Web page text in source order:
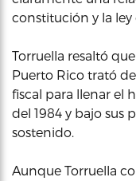
constitución y la ley
Torruella resaltó
Puerto Rico trató
fiscal para llenar el
del 1984 y bajo sus
sostenido.
Aunque Torruella